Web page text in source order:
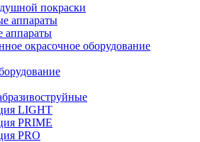
покраски
аппараты
окрасочное оборудование
LIGHT
PRIME
PRO